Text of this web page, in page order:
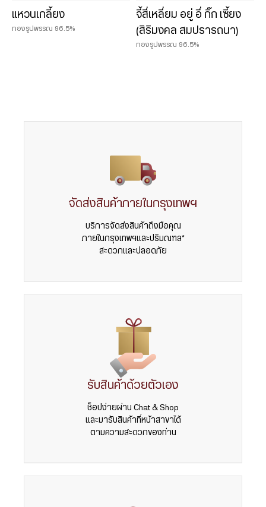
แหวนเกลี้ยง
ทองรูปพรรณ 96.5%
จี้สี่เหลี่ยม อยู่ อี่ กิ๊ก เซี้ยง
(สิริมงคล สมปรารถนา)
ทองรูปพรรณ 96.5%
จัดส่งสินค้าภายในกรุงเทพฯ
บริการจัดส่งสินค้าถึงมือคุณ
ภายในกรุงเทพฯและปริมณฑล*
สะดวกและปลอดภัย
รับสินค้าด้วยตัวเอง
ช็อปง่ายผ่าน Chat & Shop
และมารับสินค้าที่หน้าสาขาได้
ตามความสะดวกของท่าน